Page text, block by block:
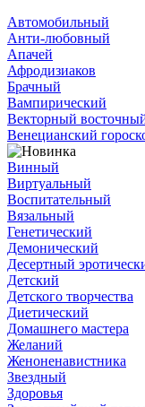
Автомобильный
Анти-любовный
Апачей
Афродизиаков
Брачный
Вампирический
Векторный
Венецианский
Винный
Виртуальный
Воспитательный
Вязальный
Генетический
Демонический
Десертный
Детский
Детского творчества
Диетический
Домашнего мастера
Желаний
Женоненавистника
Звездный
Здоровья